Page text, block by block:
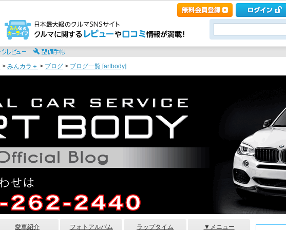
> みんカラ＋ > ブログ > ブログ一覧 [artbody]
愛車紹介 フォトアルバム ラップタイム ▼メニュー